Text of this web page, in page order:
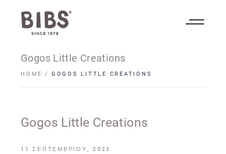
Gogos Little Creations
HOME GOGOS LITTLE CREATIONS
Gogos Little Creations
11 ΣΕΠΤΕΜΒΡΊΟΥ, 2023